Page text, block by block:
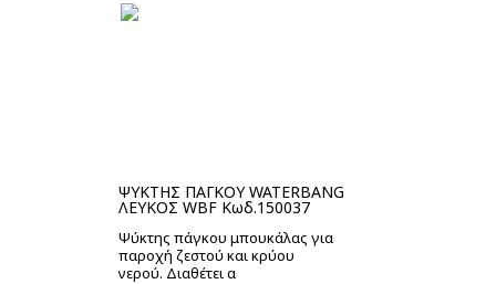
ΨΥΚΤΗΣ ΠΑΓΚΟΥ WATERBANG
ΛΕΥΚΟΣ WBF Κωδ.150037
Ψύκτης πάγκου μπουκάλας για
παροχή ζεστού και κρύου
νερού. Διαθέτει α